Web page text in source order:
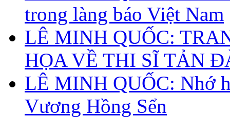
trong làng báo Việt Nam
LÊ MINH QUỐC:
HỌA VỀ THI SĨ TẢN
LÊ MINH QUỐC: Nhớ
Vương Hồng Sển